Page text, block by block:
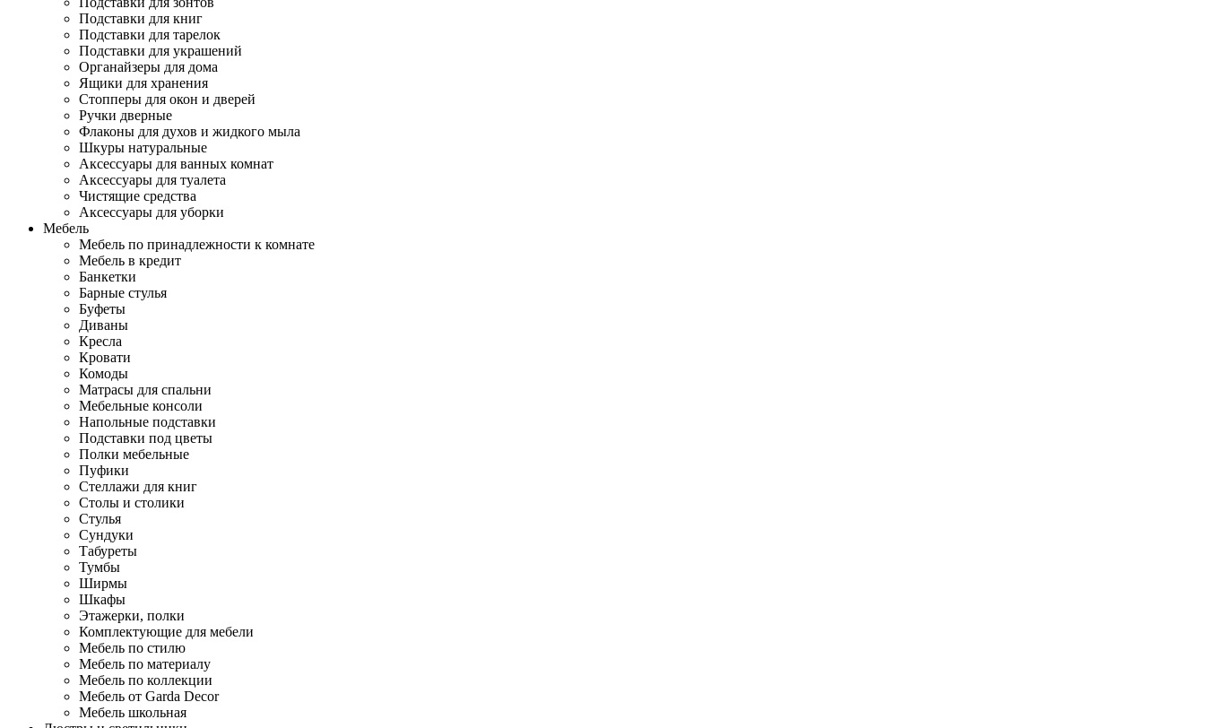
Подставки для книг
Подставки для тарелок
Подставки для украшений
Органайзеры для дома
Ящики для хранения
Стопперы для окон и дверей
Ручки дверные
Флаконы для духов и жидкого мыла
Шкуры натуральные
Аксессуары для ванных комнат
Аксессуары для туалета
Чистящие средства
Аксессуары для уборки
Мебель
Мебель по принадлежности к комнате
Мебель в кредит
Банкетки
Барные стулья
Буфеты
Диваны
Кресла
Кровати
Комоды
Матрасы для спальни
Мебельные консоли
Напольные подставки
Подставки под цветы
Полки мебельные
Пуфики
Стеллажи для книг
Столы и столики
Стулья
Сундуки
Табуреты
Тумбы
Ширмы
Шкафы
Этажерки, полки
Комплектующие для мебели
Мебель по стилю
Мебель по материалу
Мебель по коллекции
Мебель от Garda Decor
Мебель школьная